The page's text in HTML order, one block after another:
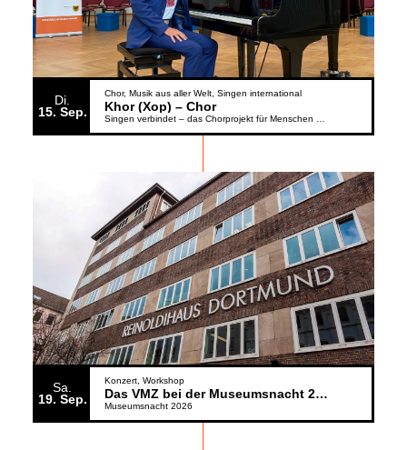
Di.
15 Sep.
Chor Musik aus aller Welt Singen international
Khor (Xop) – Chor
Singen verbindet – das Chorprojekt für Menschen aus der Ukraine
Sa.
19 Sep.
Konzert Workshop
Das VMZ bei der Museumsnacht 2026
Museumsnacht 2026